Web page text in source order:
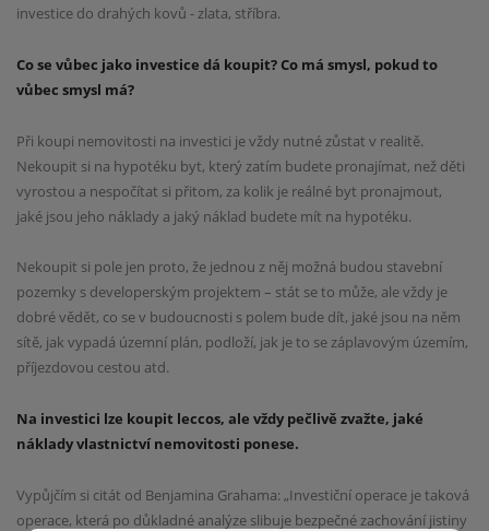
investice do drahých kovů - zlata, stříbra.
Co se vůbec jako investice dá koupit? Co má smysl, pokud to
vůbec smysl má?
Při koupi nemovitosti na investici je vždy nutné zůstat v realitě.
Nekoupit si na hypotéku byt, který zatím budete pronajímat, než děti
vyrostou a nespočítat si přitom, za kolik je reálné byt pronajmout,
jaké jsou jeho náklady a jaký náklad budete mít na hypotéku.
Nekoupit si pole jen proto, že jednou z něj možná budou stavební
pozemky s developerským projektem – stát se to může, ale vždy je
dobré vědět, co se v budoucnosti s polem bude dít, jaké jsou na něm
sítě, jak vypadá územní plán, podloží, jak je to se záplavovým územím,
příjezdovou cestou atd.
Na investici lze koupit leccos, ale vždy pečlivě zvažte, jaké
náklady vlastnictví nemovitosti ponese.
Vypůjčím si citát od Benjamina Grahama: „Investiční operace je taková
operace, která po důkladné analýze slibuje bezpečné zachování jistiny